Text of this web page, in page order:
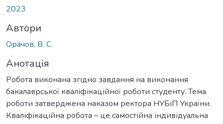
2023
Автори
Орачов, В. С.
Анотація
Робота виконана згідно завдання на виконання
бакалаврської кваліфікаційної роботи студенту. Тема
роботи затверджена наказом ректора НУБіП України.
Кваліфікаційна робота – це самостійна індивідуальна